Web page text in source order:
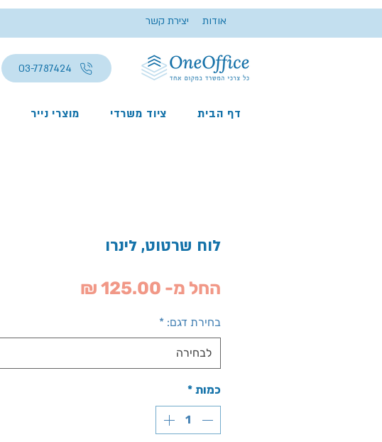
יצירת קשר אודות
03-7787424
דף הבית ציוד משרדי מוצרי נייר
לוח שרטוט, לינרו
החל מ- 125.00 ₪
בחירת דגם: *
לבחירה
כמות *